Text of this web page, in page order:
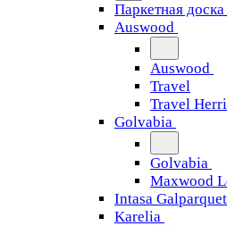
Паркетная доска
Auswood
Auswood
Travel
Travel
Golvabia
Golvabia
Maxwood
Intasa Galparquet
Karelia